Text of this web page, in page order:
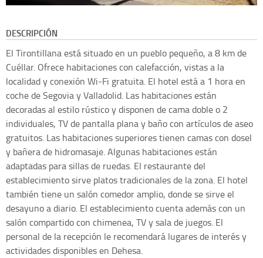
DESCRIPCIÓN
El Tirontillana está situado en un pueblo pequeño, a 8 km de
Cuéllar. Ofrece habitaciones con calefacción, vistas a la
localidad y conexión Wi-Fi gratuita. El hotel está a 1 hora en
coche de Segovia y Valladolid. Las habitaciones están
decoradas al estilo rústico y disponen de cama doble o 2
individuales, TV de pantalla plana y baño con artículos de aseo
gratuitos. Las habitaciones superiores tienen camas con dosel
y bañera de hidromasaje. Algunas habitaciones están
adaptadas para sillas de ruedas. El restaurante del
establecimiento sirve platos tradicionales de la zona. El hotel
también tiene un salón comedor amplio, donde se sirve el
desayuno a diario. El establecimiento cuenta además con un
salón compartido con chimenea, TV y sala de juegos. El
personal de la recepción le recomendará lugares de interés y
actividades disponibles en Dehesa.